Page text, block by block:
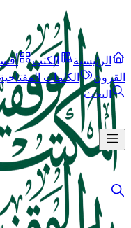
الرئيسية الكتب
القرون
الكلمات
البحث